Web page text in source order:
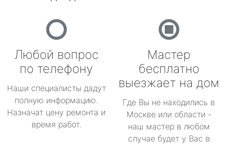
Любой вопрос
по телефону
Наши специалисты дадут
полную информацию.
Назначат цену ремонта и
время работ.
Мастер
бесплатно
выезжает на дом
Где Вы не находились в
Москве или области -
наш мастер в любом
случае будет у Вас в